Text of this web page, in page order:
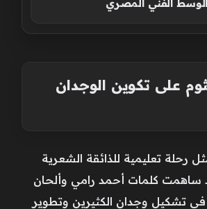
الفني المصري
على تكوين الوجدان
رحلة تعليمية للذائقة الشعرية
ساهمت كلمات أحمد رامي وألحان
تشكيل وجدان الكثيرين وتطوير